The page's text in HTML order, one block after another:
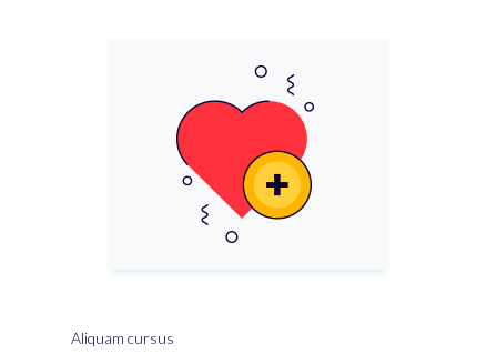
Aliquam cursus